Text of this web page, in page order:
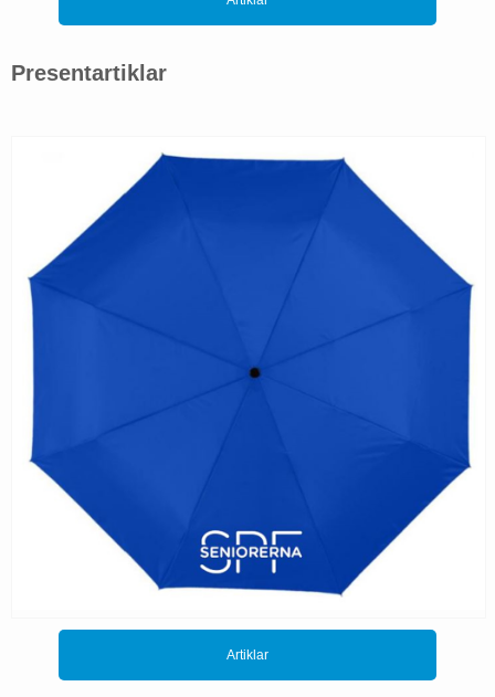
Presentartiklar
Artiklar